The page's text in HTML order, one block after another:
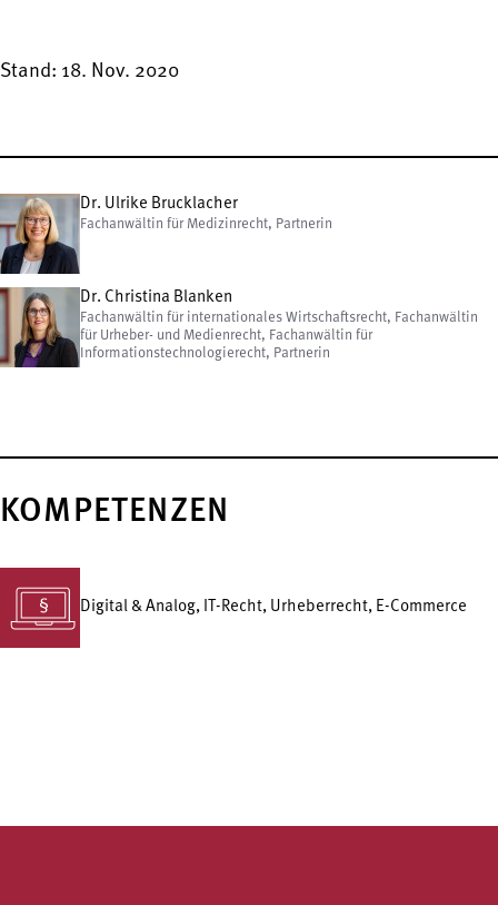
Stand: 18. Nov. 2020
Dr. Ulrike Brucklacher
Fachanwältin für Medizinrecht, Partnerin
Dr. Christina Blanken
Fachanwältin für internationales Wirtschaftsrecht, Fachanwältin
für Urheber- und Medienrecht, Fachanwältin für
Informationstechnologierecht, Partnerin
KOMPETENZEN
Digital & Analog, IT-Recht, Urheberrecht, E-Commerce